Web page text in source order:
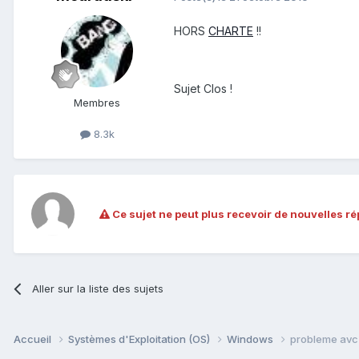
Membres
8.3k
HORS CHARTE !!
Sujet Clos !
Ce sujet ne peut plus recevoir de nouvelles
Aller sur la liste des sujets
Accueil Systèmes d'Exploitation (OS) Windows probleme